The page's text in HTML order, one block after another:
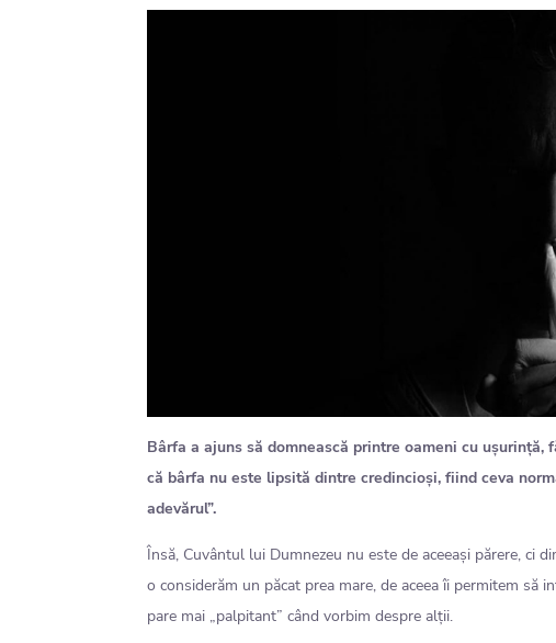
Bârfa a ajuns să domnească printre oameni cu
că bârfa nu este lipsită dintre credincioși, fiind ceva
adevărul”.
Însă, Cuvântul lui Dumnezeu nu este de aceeași părere, ci
o considerăm un păcat prea mare, de aceea îi permitem să
pare mai „palpitant” când vorbim despre alții.